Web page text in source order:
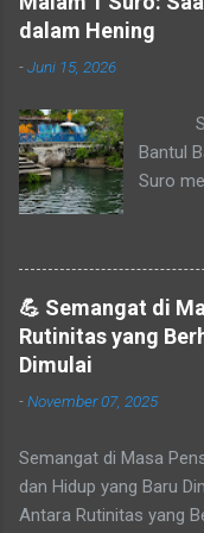
dalam Hening
-Juni 15, 2026
Bantul
Suro
Jawa.
dalam
masa
orang,
tahun,
kepada
tradisi
tujuan
💪 Semangat di
Rutinitas yang
Dimulai
-November 07, 2025
Semangat di Masa
dan Hidup yang Baru
Antara Rutinitas yang